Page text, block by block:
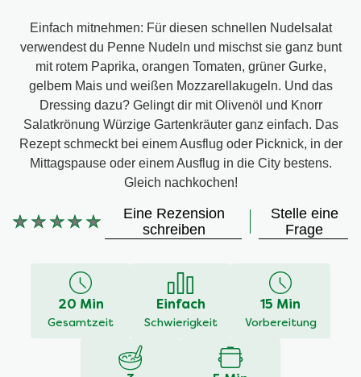
Einfach mitnehmen: Für diesen schnellen Nudelsalat
verwendest du Penne Nudeln und mischst sie ganz bunt
mit rotem Paprika, orangen Tomaten, grüner Gurke,
gelbem Mais und weißen Mozzarellakugeln. Und das
Dressing dazu? Gelingt dir mit Olivenöl und Knorr
Salatkrönung Würzige Gartenkräuter ganz einfach. Das
Rezept schmeckt bei einem Ausflug oder Picknick, in der
Mittagspause oder einem Ausflug in die City bestens.
Gleich nachkochen!
Keine
abgegeben
Eine Rezension
schreiben
Stelle eine
Frage
20 Min
Gesamtzeit
Einfach
Schwierigkeit
15 Min
Vorbereitung